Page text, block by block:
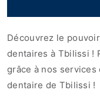
Découvrez le
dentaires à Tbilissi !
grâce à nos services
dentaire de Tbilissi !